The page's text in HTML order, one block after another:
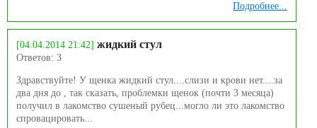
Подробнее...
[04.04.2014 21:42] жидкий стул
Ответов: 3
Здравствуйте! У щенка жидкий стул....слизи и крови нет....за
два дня до , так сказать, проблемки щенок (почти 3 месяца)
получил в лакомство сушеный рубец...могло ли это лакомство
спровацировать...